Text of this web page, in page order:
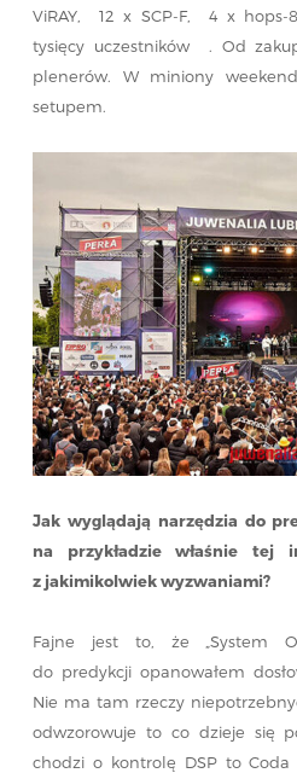
ViRAY, 12 x SCP-F, 4 x hops-
tysięcy uczestników . Od
plenerów. W miniony
setupem.
Jak wyglądają narzędzia do
na przykładzie właśnie tej
z jakimikolwiek wyzwaniami?
Fajne jest to, że „System
do predykcji opanowałem
Nie ma tam rzeczy
odwzorowuje to co dzieje się
chodzi o kontrolę DSP to Coda